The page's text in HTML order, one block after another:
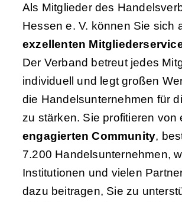
Als Mitglieder des
Hessen e. V. können Sie sich
exzellenten
Der Verband betreut jedes
individuell und legt großen
die Handelsunternehmen für
zu stärken. Sie profitieren von
engagierten Community,
7.200 Handelsunternehmen,
Institutionen und vielen
dazu beitragen, Sie zu